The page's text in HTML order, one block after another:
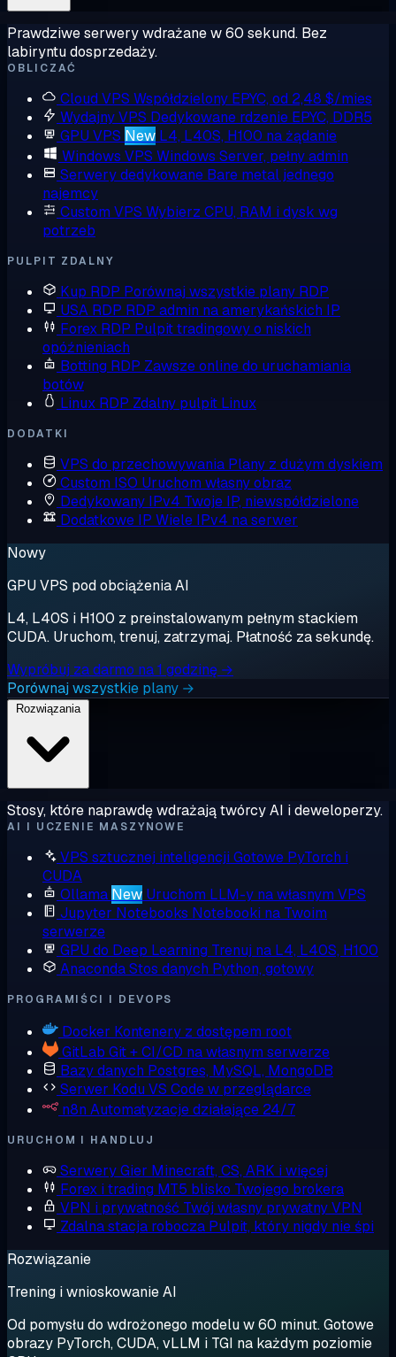
Prawdziwe serwery wdrażane w 60 sekund. Bez
labiryntu dosprzedaży.
OBLICZAĆ
Cloud VPS Współdzielony EPYC, od 2,48 $/mies
Wydajny VPS Dedykowane rdzenie EPYC, DDR5
GPU VPS New L4, L40S, H100 na żądanie
Windows VPS Windows Server, pełny admin
Serwery dedykowane Bare metal jednego
najemcy
Custom VPS Wybierz CPU, RAM i dysk wg
potrzeb
PULPIT ZDALNY
Kup RDP Porównaj wszystkie plany RDP
USA RDP RDP admin na amerykańskich IP
Forex RDP Pulpit tradingowy o niskich
opóźnieniach
Botting RDP Zawsze online do uruchamiania
botów
Linux RDP Zdalny pulpit Linux
DODATKI
VPS do przechowywania Plany z dużym dyskiem
Custom ISO Uruchom własny obraz
Dedykowany IPv4 Twoje IP, niewspółdzielone
Dodatkowe IP Wiele IPv4 na serwer
Nowy
GPU VPS pod obciążenia AI
L4, L40S i H100 z preinstalowanym pełnym stackiem
CUDA. Uruchom, trenuj, zatrzymaj. Płatność za sekundę.
Wypróbuj za darmo na 1 godzinę →
Porównaj wszystkie plany →
Rozwiązania
Stosy, które naprawdę wdrażają twórcy AI i deweloperzy.
AI I UCZENIE MASZYNOWE
VPS sztucznej inteligencji Gotowe PyTorch i
CUDA
Ollama New Uruchom LLM-y na własnym VPS
Jupyter Notebooks Notebooki na Twoim
serwerze
GPU do Deep Learning Trenuj na L4, L40S, H100
AnacondaStos danych Python, gotowy
PROGRAMIŚCI I DEVOPS
Docker Kontenery z dostępem root
GitLab Git + CI/CD na własnym serwerze
Bazy danych Postgres, MySQL, MongoDB
Serwer Kodu VS Code w przeglądarce
n8n Automatyzacje działające 24/7
URUCHOM I HANDLUJ
Serwery Gier Minecraft, CS, ARK i więcej
Forex i trading MT5 blisko Twojego brokera
VPN i prywatność Twój własny prywatny VPN
Zdalna stacja robocza Pulpit, który nigdy nie śpi
Rozwiązanie
Trening i wnioskowanie AI
Od pomysłu do wdrożonego modelu w 60 minut. Gotowe
obrazy PyTorch, CUDA, vLLM i TGI na każdym poziomie